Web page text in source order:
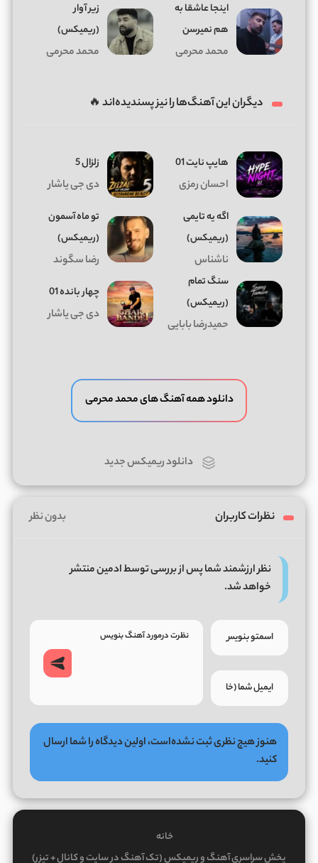
اﻳﻨﺠﺎ ﻋﺎﺷﻘﺎ ﺑﻪ
ﻫﻢ نمیرسن
محمد محرمی
زیر آوار
(ریمیکس)
محمد محرمی
دیگران این آهنگ‌ها را نیز پسندیده‌اند 🔥
هایپ نایت 01
احسان رمزی
زلزال 5
دی جی یاشار
اگه یه تایمی
(ریمیکس)
ناشناس
تو ماه آسمون
(ریمیکس)
رضا سگوند
سنگ تمام
(ریمیکس)
حمیدرضا بابایی
چهار بانده 01
دی جی یاشار
دانلود همه آهنگ های محمد محرمی
دانلود ریمیکس جدید
نظرات کاربران بدون نظر
نظر ارزشمند شما پس از بررسی توسط ادمین منتشر
خواهد شد.
هنوز هیچ نظری ثبت نشده‌است، اولین دیدگاه را شما ارسال
کنید.
خانه
پخش سراسری آهنگ و ریمیکس (تک آهنگ در سایت و کانال + تیزر)